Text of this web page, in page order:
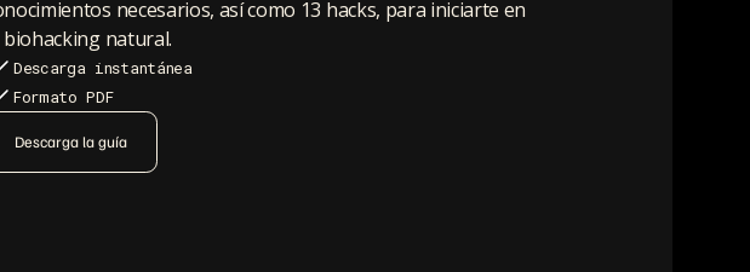
necesarios, así como 13 hacks, para iniciarte en
biohacking natural.
Descarga instantánea
Formato PDF
Descarga la guía